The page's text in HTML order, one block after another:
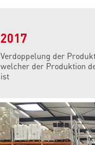
2017
Verdoppelung der
welcher der Produktion
ist